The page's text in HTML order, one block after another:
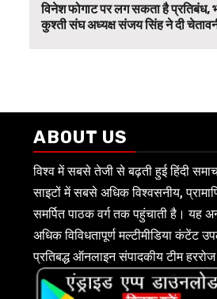
विनेश फोगाट पर लग सकता है प्रतिबंध,
कुश्ती संघ अध्यक्ष संजय सिंह ने दी
ABOUT US
विश्व में सबसे तेजी से बढ़ती हुई हिंदी
साइटों में सबसे अधिक विश्वसनीय,
समर्पित पाठक वर्ग तक पहुंचाती है। यह
अधिक विविधतापूर्ण मल्टीमीडिया कंटेंट
प्रतिबद्ध ऑनलाइन संपादकीय टीम